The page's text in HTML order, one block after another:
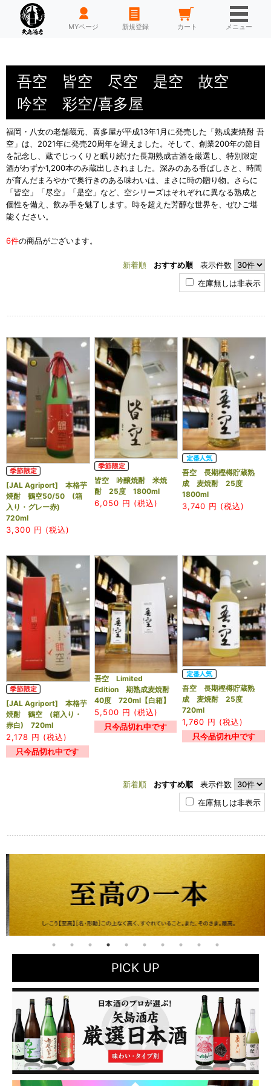
HOME MYページ 新規登録 カート メニュー
吾空 皆空 尽空 是空 故空
吟空 彩空/喜多屋
福岡・八女の老舗蔵元、喜多屋が平成13年1月に発売した「熟成麦焼酎 吾
空」は、2021年に発売20周年を迎えました。そして、創業200年の節目
を記念し、蔵でじっくりと眠り続けた長期熟成古酒を厳選し、特別限定
酒がわずか1,200本のみ蔵出しされました。深みのある香ばしさと、時間
が育んだまろやかで奥行きのある味わいは、まさに時の贈り物。さらに
「皆空」「尽空」「是空」など、空シリーズはそれぞれに異なる熟成と
個性を備え、飲み手を魅了します。時を超えた芳醇な世界を、ぜひご堪
能ください。
6件の商品がございます。
新着順 おすすめ順表示件数
在庫無しは非表示
[JAL Agriport] 本格芋
焼酎 鶴空50/50 (箱
入り・グレー赤)
720ml
3,300 円 (税込)
皆空 吟醸焼酎 米焼
酎 25度 1800ml
6,050 円 (税込)
吾空 長期樫樽貯蔵熟
成 麦焼酎 25度
1800ml
3,740 円 (税込)
[JAL Agriport] 本格芋
焼酎 鶴空 (箱入り・
赤白) 720ml
2,178 円 (税込)
只今品切れ中です
吾空 Limited
Edition 期熟成麦焼酎
40度 720ml【白箱】
5,500 円 (税込)
只今品切れ中です
吾空 長期樫樽貯蔵熟
成 麦焼酎 25度
720ml
1,760 円 (税込)
只今品切れ中です
新着順 おすすめ順表示件数
在庫無しは非表示
PICK UP